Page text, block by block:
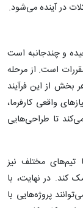
در آینده می‌شود.
و چندجانبه است
است. از مرحله
بخش از این فرآیند
واقعی کارفرما،
تا طراحی‌هایی
تیم‌های مختلف نیز
کند. در نهایت، با
پروژه‌هایی با